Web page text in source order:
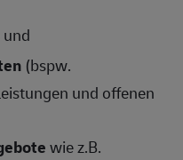
und
(bspw.
und offenen
wie z.B.